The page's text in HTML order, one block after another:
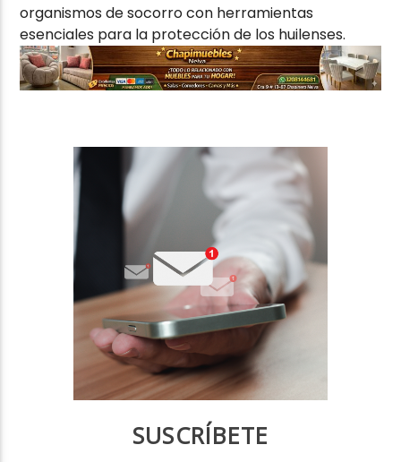
organismos de socorro con herramientas
esenciales para la protección de los huilenses.
SUSCRÍBETE